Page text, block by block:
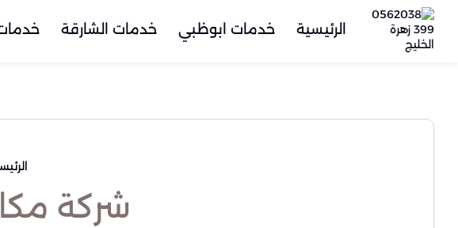
الرئيسية خدمات ابوظبي خدمات الشارقة
شركة